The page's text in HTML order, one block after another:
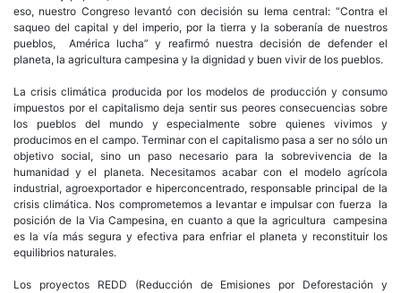
eso, nuestro Congreso levantó con decisión su lema central: “Contra el
saqueo del capital y del imperio, por la tierra y la soberanía de nuestros
pueblos, América lucha” y reafirmó nuestra decisión de defender el
planeta, la agricultura campesina y la dignidad y buen vivir de los pueblos.
La crisis climática producida por los modelos de producción y consumo
impuestos por el capitalismo deja sentir sus peores consecuencias sobre
los pueblos del mundo y especialmente sobre quienes vivimos y
producimos en el campo. Terminar con el capitalismo pasa a ser no sólo un
objetivo social, sino un paso necesario para la sobrevivencia de la
humanidad y el planeta. Necesitamos acabar con el modelo agrícola
industrial, agroexportador e hiperconcentrado, responsable principal de la
crisis climática. Nos comprometemos a levantar e impulsar con fuerza la
posición de la Via Campesina, en cuanto a que la agricultura campesina
es la vía más segura y efectiva para enfriar el planeta y reconstituir los
equilibrios naturales.
Los proyectos REDD (Reducción de Emisiones por Deforestación y